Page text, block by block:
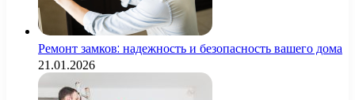
Ремонт замков: надежность и безопасность вашего дома
21.01.2026